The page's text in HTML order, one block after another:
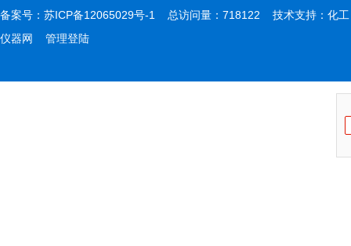
备案号： 苏ICP备12065029号-1 总访问量：718122 技术支持： 化工
仪器网
管理登陆